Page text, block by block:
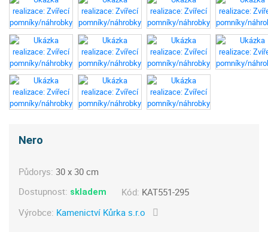
Nero
Půdorys:30 x 30 cm
Dostupnost: skladem Kód: KAT551-295
Výrobce: Kamenictví Kůrka s.r.o